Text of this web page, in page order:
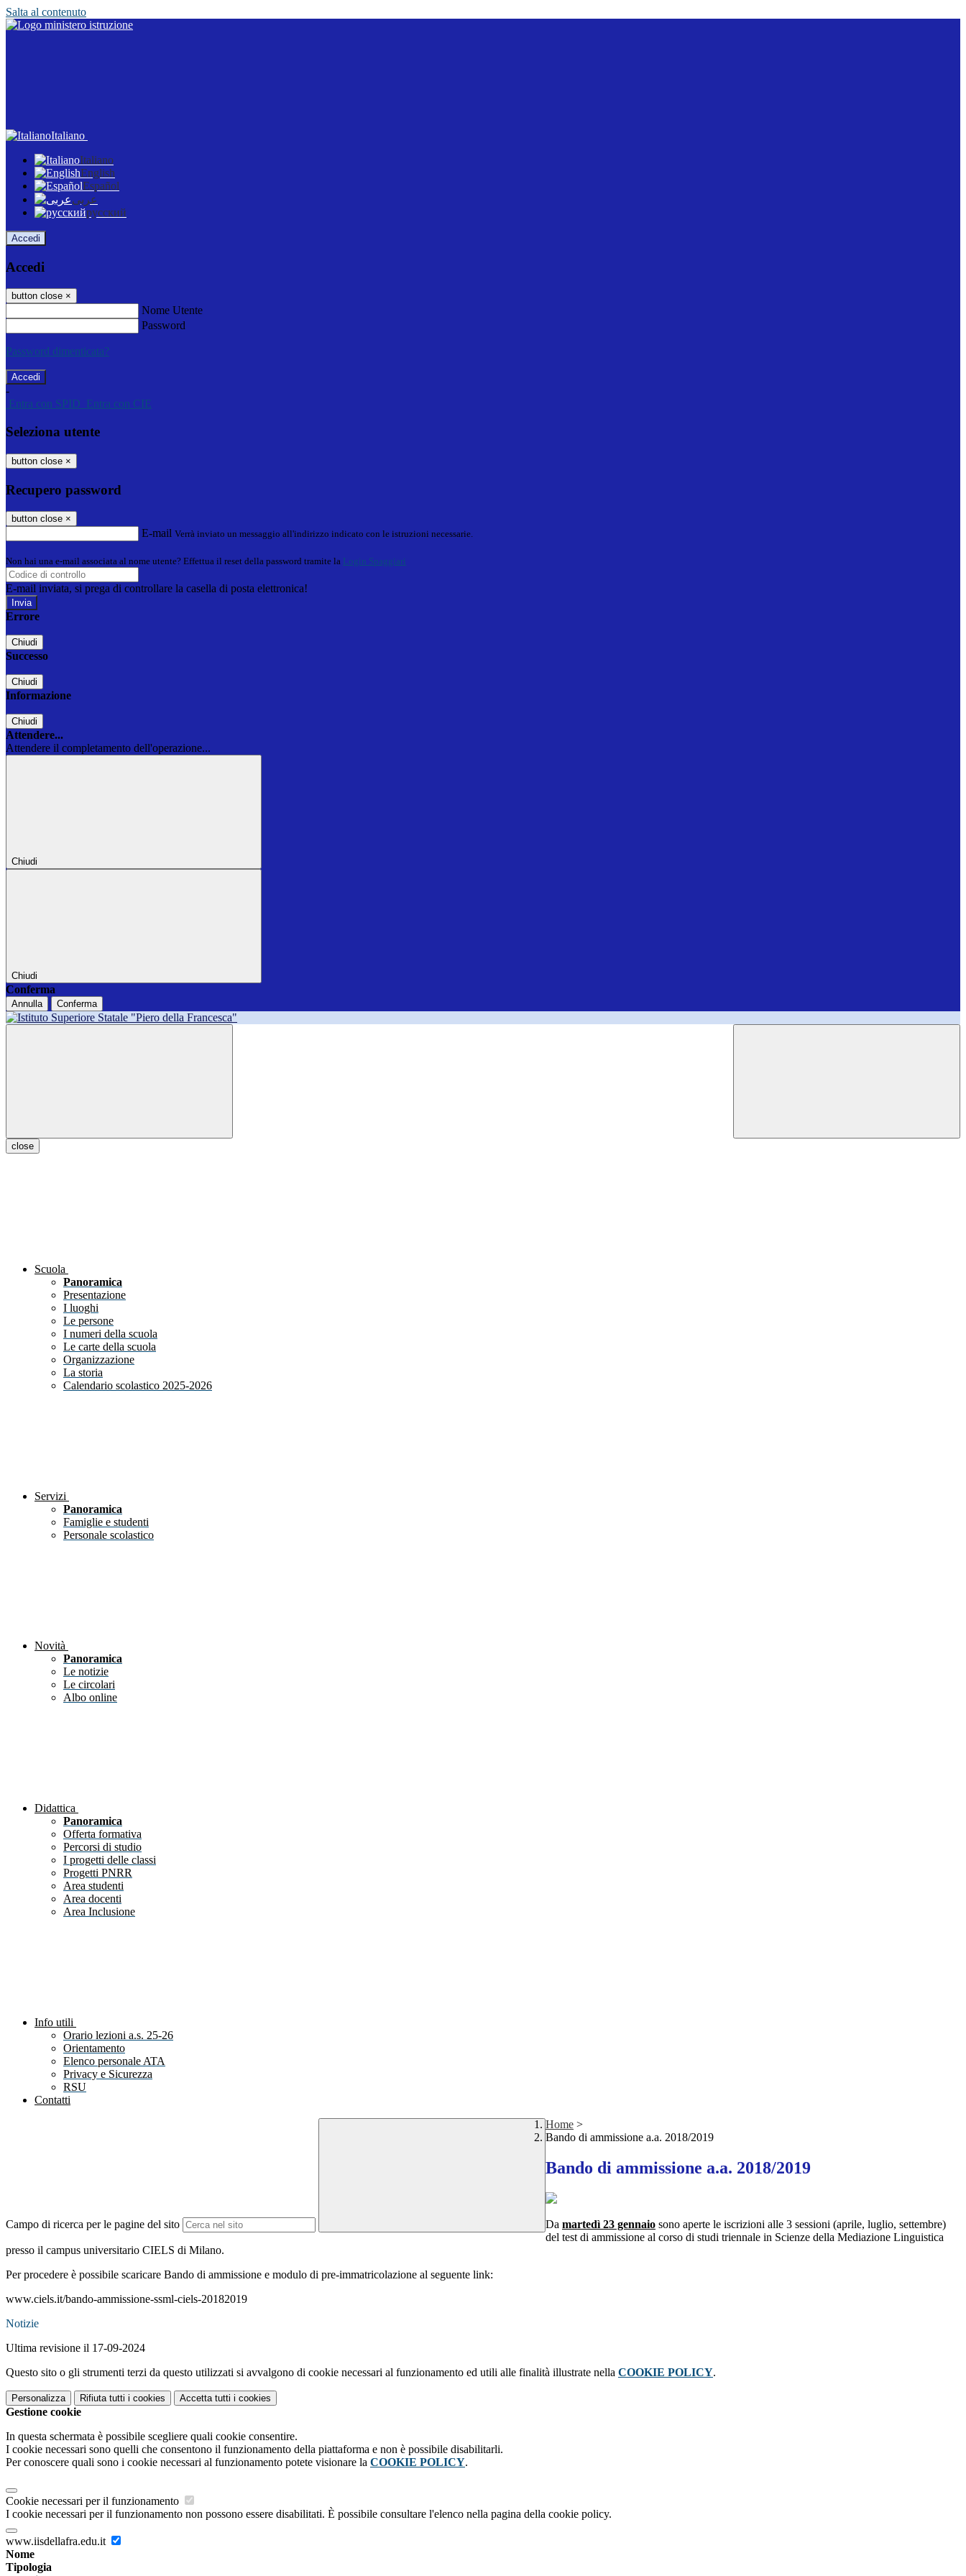
Salta al contenuto
Italiano
Italiano
English
Español
عربى
русский
Accedi
Accedi
button close ×
Nome Utente
Password
Password dimenticata?
-
Entra con SPID Entra con CIE
Seleziona utente
button close ×
Recupero password
button close ×
E-mail Verrà inviato un messaggio all'indirizzo indicato con le istruzioni necessarie.
Non hai una e-mail associata al nome utente? Effettua il reset della password tramite la Login Spaggiari
E-mail inviata, si prega di controllare la casella di posta elettronica!
Errore
Chiudi
Successo
Chiudi
Informazione
Chiudi
Attendere...
Attendere il completamento dell'operazione...
Chiudi
Chiudi
Conferma
Annulla Conferma
close
Scuola
Panoramica
Presentazione
I luoghi
Le persone
I numeri della scuola
Le carte della scuola
Organizzazione
La storia
Calendario scolastico 2025-2026
Servizi
Panoramica
Famiglie e studenti
Personale scolastico
Novità
Panoramica
Le notizie
Le circolari
Albo online
Didattica
Panoramica
Offerta formativa
Percorsi di studio
I progetti delle classi
Progetti PNRR
Area studenti
Area docenti
Area Inclusione
Info utili
Orario lezioni a.s. 25-26
Orientamento
Elenco personale ATA
Privacy e Sicurezza
RSU
Contatti
Campo di ricerca per le pagine del sito
Home >
Bando di ammissione a.a. 2018/2019
Bando di ammissione a.a. 2018/2019
Da martedì 23 gennaio sono aperte le iscrizioni alle 3 sessioni (aprile, luglio, settembre)
del test di ammissione al corso di studi triennale in Scienze della Mediazione Linguistica
presso il campus universitario CIELS di Milano.
Per procedere è possibile scaricare Bando di ammissione e modulo di pre-immatricolazione al seguente link:
www.ciels.it/bando-ammissione-ssml-ciels-20182019
Notizie
Ultima revisione il 17-09-2024
Questo sito o gli strumenti terzi da questo utilizzati si avvalgono di cookie necessari al funzionamento ed utili alle finalità illustrate nella COOKIE POLICY.
Personalizza Rifiuta tutti i cookies Accetta tutti i cookies
Gestione cookie
In questa schermata è possibile scegliere quali cookie consentire.
I cookie necessari sono quelli che consentono il funzionamento della piattaforma e non è possibile disabilitarli.
Per conoscere quali sono i cookie necessari al funzionamento potete visionare la COOKIE POLICY.
Cookie necessari per il funzionamento
I cookie necessari per il funzionamento non possono essere disabilitati. È possibile consultare l'elenco nella pagina della cookie policy.
www.iisdellafra.edu.it
Nome
Tipologia